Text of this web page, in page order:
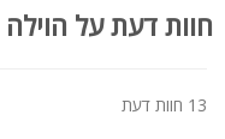
חוות דעת על הוילה
13 חוות דעת